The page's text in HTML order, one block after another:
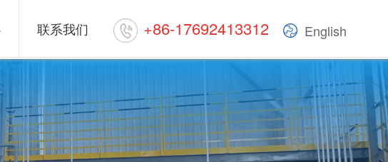
联系我们 +86-17692413312 English